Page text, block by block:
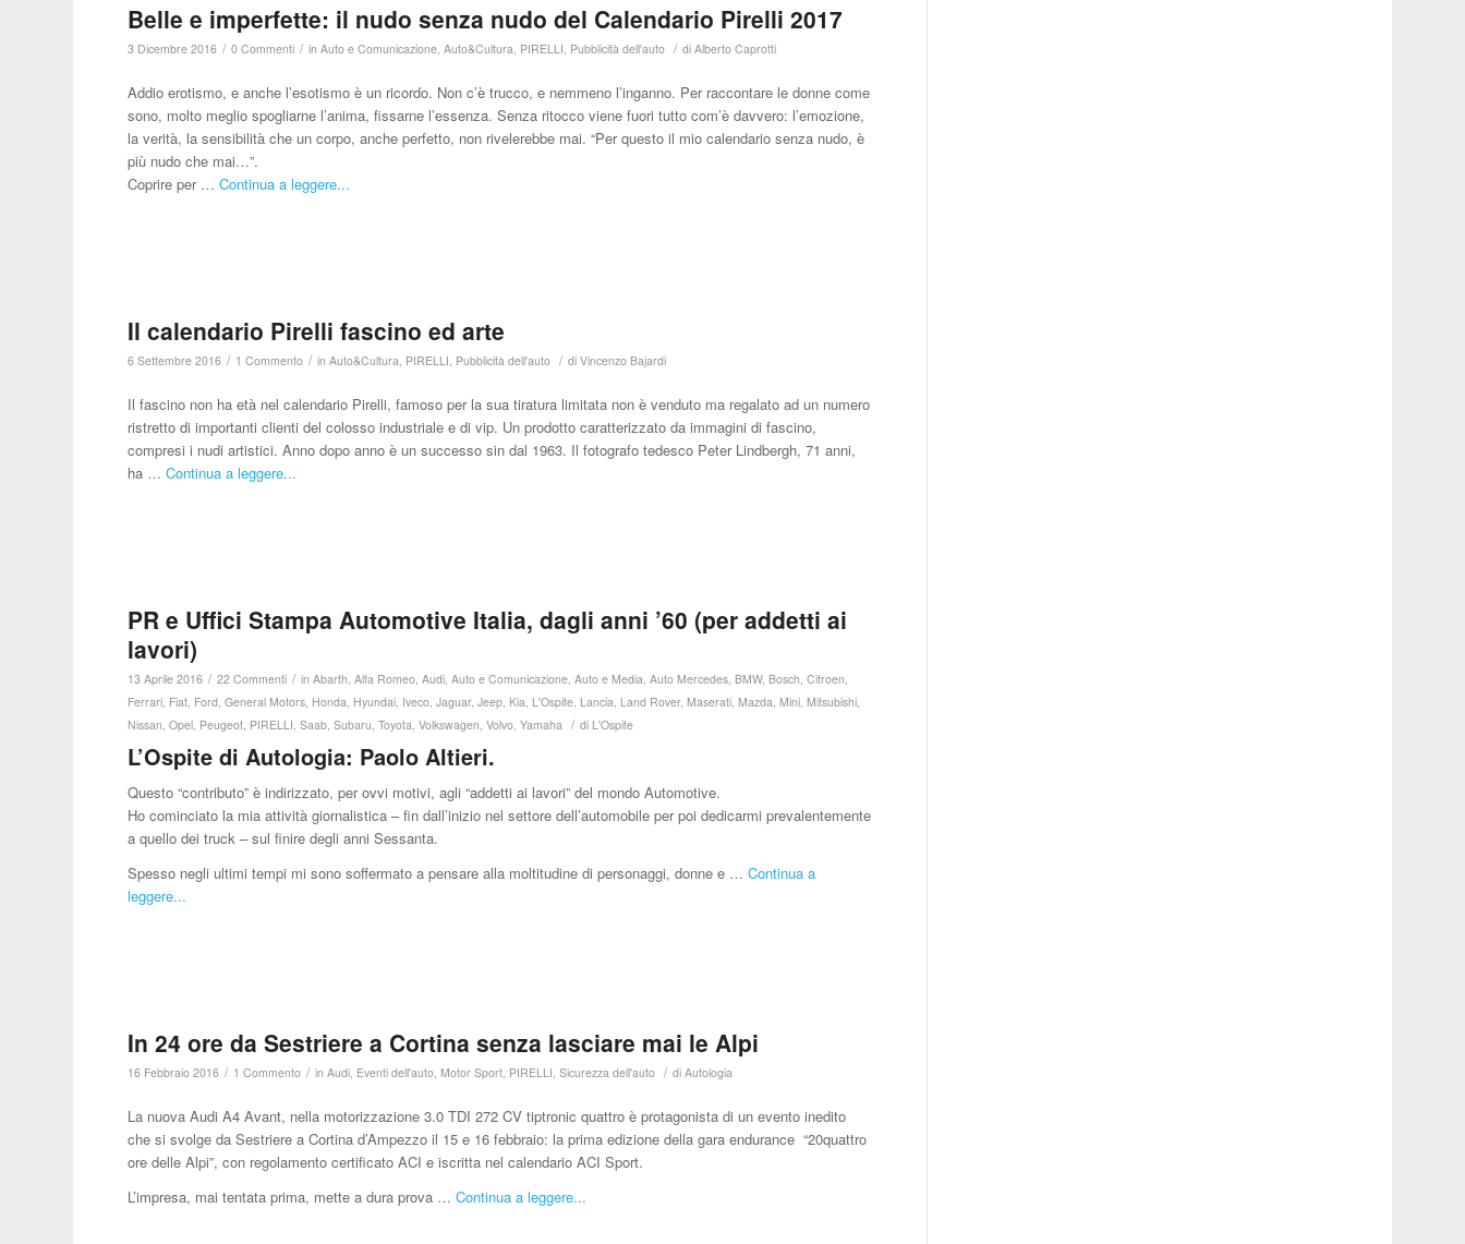
Belle e imperfette: il nudo senza nudo del Calendario Pirelli 2017
3 Dicembre 2016 / 0 Commenti / inAuto e Comunicazione,Auto&Cultura, PIRELLI, Pubblicità dell'auto / diAlberto Caprotti
Addio erotismo, e anche l’esotismo è un ricordo. Non c’è trucco, e nemmeno l’inganno. Per raccontare le donne come
sono, molto meglio spogliarne l’anima, fissarne l’essenza. Senza ritocco viene fuori tutto com’è davvero: l’emozione,
la verità, la sensibilità che un corpo, anche perfetto, non rivelerebbe mai. “Per questo il mio calendario senza nudo, è
più nudo che mai…”.
Coprire per …Continua a leggere...
Il calendario Pirelli fascino ed arte
6 Settembre 2016 / 1 Commento / inAuto&Cultura, PIRELLI, Pubblicità dell'auto / diVincenzo Bajardi
Il fascino non ha età nel calendario Pirelli, famoso per la sua tiratura limitata non è venduto ma regalato ad un numero
ristretto di importanti clienti del colosso industriale e di vip. Un prodotto caratterizzato da immagini di fascino,
compresi i nudi artistici. Anno dopo anno è un successo sin dal 1963. Il fotografo tedesco Peter Lindbergh, 71 anni,
ha …Continua a leggere...
PR e Uffici Stampa Automotive Italia, dagli anni ’60 (per addetti ai
lavori)
13 Aprile 2016 / 22 Commenti / inAbarth,Alfa Romeo,Audi,Auto e Comunicazione,Auto e Media,Auto Mercedes, BMW, Bosch,Citroen,
Ferrari, Fiat, Ford,General Motors, Honda, Hyundai, Iveco,Jaguar,Jeep, Kia, L'Ospite, Lancia, Land Rover,Maserati,Mazda,Mini,Mitsubishi,
Nissan,Opel, Peugeot, PIRELLI,Saab,Subaru,Toyota,Volkswagen,Volvo,Yamaha / di L'Ospite
L’Ospite di Autologia: Paolo Altieri.
Questo “contributo” è indirizzato, per ovvi motivi, agli “addetti ai lavori” del mondo Automotive.
Ho cominciato la mia attività giornalistica – fin dall’inizio nel settore dell’automobile per poi dedicarmi prevalentemente
a quello dei truck – sul finire degli anni Sessanta.
Spesso negli ultimi tempi mi sono soffermato a pensare alla moltitudine di personaggi, donne e …Continua a
leggere...
In 24 ore da Sestriere a Cortina senza lasciare mai le Alpi
16 Febbraio 2016 / 1 Commento / inAudi, Eventi dell'auto,Motor Sport, PIRELLI,Sicurezza dell'auto / diAutologia
La nuova Audi A4 Avant, nella motorizzazione 3.0 TDI 272 CV tiptronic quattro è protagonista di un evento inedito
che si svolge da Sestriere a Cortina d’Ampezzo il 15 e 16 febbraio: la prima edizione della gara endurance “20quattro
ore delle Alpi”, con regolamento certificato ACI e iscritta nel calendario ACI Sport.
L’impresa, mai tentata prima, mette a dura prova …Continua a leggere...